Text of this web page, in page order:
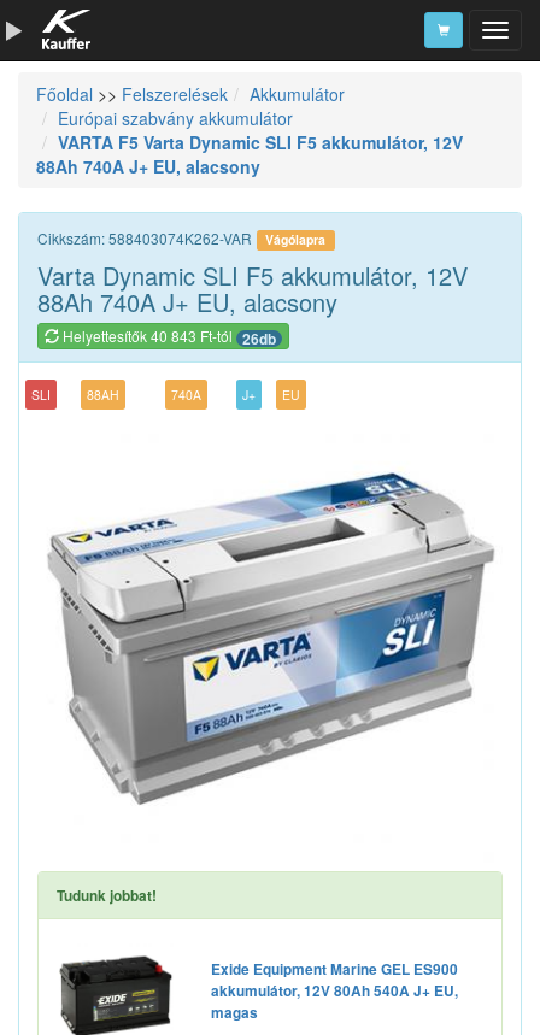
Szerszámkatalógus
Kosár
Főoldal >> Felszerelések
Akkumulátor
Európai szabvány akkumulátor
VARTA F5 Varta Dynamic SLI F5 akkumulátor, 12V
88Ah 740A J+ EU, alacsony
Cikkszám: 588403074K262-VAR Vágólapra
Varta Dynamic SLI F5 akkumulátor, 12V
88Ah 740A J+ EU, alacsony
Helyettesítők 40 843 Ft-tól 26db
SLI 88AH 740A J+ EU
Tudunk jobbat!
Exide Equipment Marine GEL ES900
akkumulátor, 12V 80Ah 540A J+ EU,
magas